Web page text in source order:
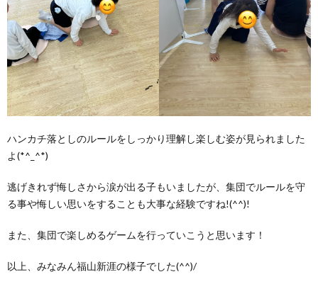
ハンカチ落としのルールをしっかり理解し楽しむ姿が見られました
よ(*^_^*)
逃げきれず悔しさから涙が出る子もいましたが、集団でルールを守
る事や悔しい思いをすることも大事な経験ですね!(^^)!
また、集団で楽しめるゲームを行っていこうと思います！
以上、みなみん福山新涯の様子でした(^^)/